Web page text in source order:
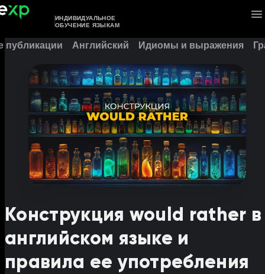
ИНДИВИДУАЛЬНОЕ
ОБУЧЕНИЕ ЯЗЫКАМ
публикации Английский Идиомы и выражения
Конструкция would rather в
английском языке и
правила ее употребления